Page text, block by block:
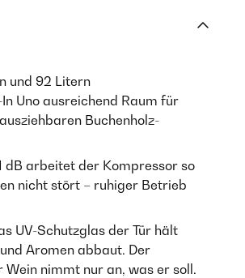
und 92 Litern
Uno ausreichend Raum für
Buchenholz-
dB arbeitet der Kompressor so
nicht stört – ruhiger Betrieb
UV-Schutzglas der Tür hält
Aromen abbaut. Der
nimmt nur an, was er soll.